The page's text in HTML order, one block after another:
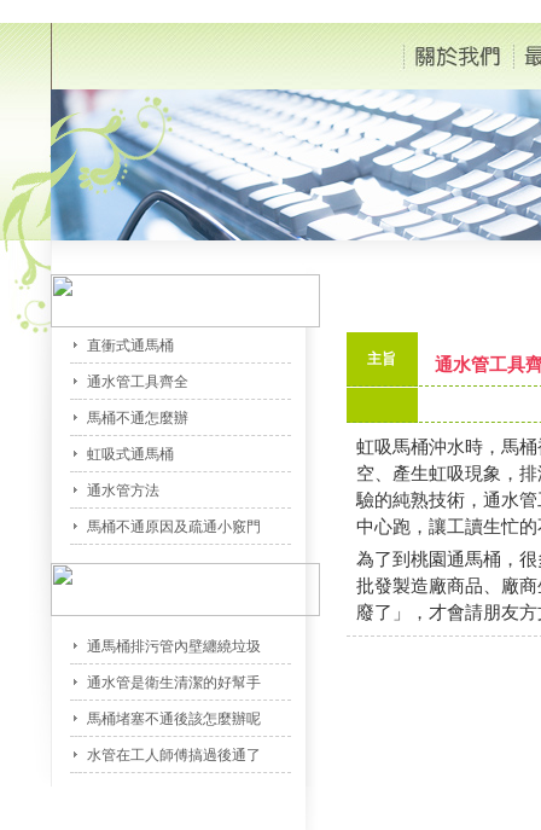
直衝式通馬桶
通水管工具齊全
馬桶不通怎麼辦
虹吸式通馬桶
通水管方法
馬桶不通原因及疏通小竅門
通馬桶排污管內壁纏繞垃圾
通水管是衛生清潔的好幫手
馬桶堵塞不通後該怎麼辦呢
水管在工人師傅搞過後通了
主旨 通水管工具
虹吸馬桶沖水時，馬
空、產生虹吸現象，
驗的純熟技術，通水
中心跑，讓工讀生忙
為了到桃園通馬桶，
批發製造廠商品、廠
廢了」，才會請朋友